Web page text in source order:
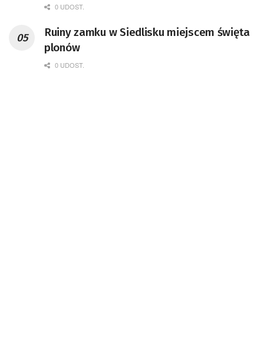
Kompetencji Przemysłu Lotniczo-
Badań Kosmicznych i Satelitarnych PAN.
0 UDOST.
Ruiny zamku w Siedlisku miejscem święta
plonów
0 UDOST.